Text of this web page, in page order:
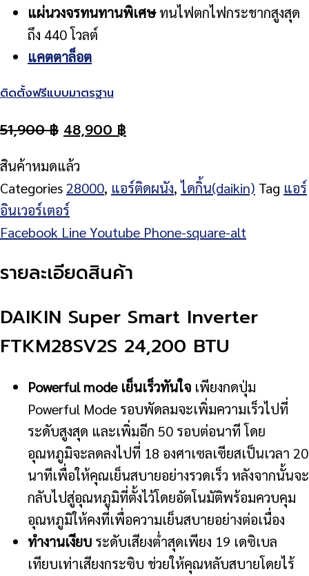
แผ่นวงจรทนทานพิเศษทนไฟตกไฟกระชากสูงสุด
ถึง 440 โวลต์
แคตตาล็อต
ติดตั้งฟรีแบบมาตรฐาน
51,900฿ 48,900 ฿
สินค้าหมดแล้ว
Categories 28000, แอร์ติดผนัง,ไดกิ้น(daikin) Tag แอร์
อินเวอร์เตอร์
Facebook LineYoutube Phone-square-alt
รายละเอียดสินค้า
DAIKIN Super Smart Inverter
FTKM28SV2S 24,200 BTU
Powerful mode เย็นเร็วทันใจ เพียงกดปุ่ม
Powerful Mode รอบพัดลมจะเพิ่มความเร็วไปที่
ระดับสูงสุด และเพิ่มอีก 50 รอบต่อนาที โดย
อุณหภูมิจะลดลงไปที่ 18 องศาเซลเซียสเป็นเวลา 20
นาทีเพื่อให้คุณเย็นสบายอย่างรวดเร็ว หลังจากนั้นจะ
กลับไปสู่อุณหภูมิที่ตั้งไว้โดยอัตโนมัติพร้อมควบคุม
อุณหภูมิให้คงที่เพื่อความเย็นสบายอย่างต่อเนื่อง
ทำงานเงียบ ระดับเสียงต่ำสุดเพียง 19 เดซิเบล
เทียบเท่าเสียงกระซิบ ช่วยให้คุณหลับสบายโดยไร้